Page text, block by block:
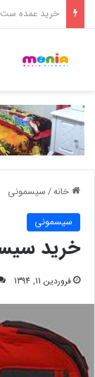
خرید شامپو سر و بدن 500
خانه/سیسمونی
سیسمونی
خرید
فروردین 11, 1394